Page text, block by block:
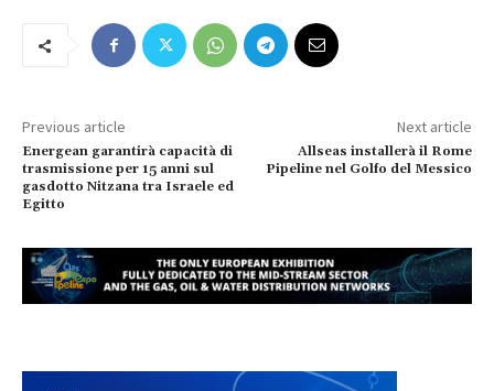
Previous article
Energean garantirà capacità di
trasmissione per 15 anni sul
gasdotto Nitzana tra Israele ed
Egitto
Next article
Allseas installerà il Rome
Pipeline nel Golfo del Messico